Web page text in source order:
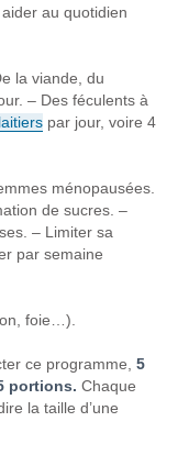
au quotidien
la viande, du
– Des féculents à
par jour, voire 4
ménopausées.
de sucres. –
– Limiter sa
par semaine
foie…).
ce programme,5
portions. Chaque
la taille d’une